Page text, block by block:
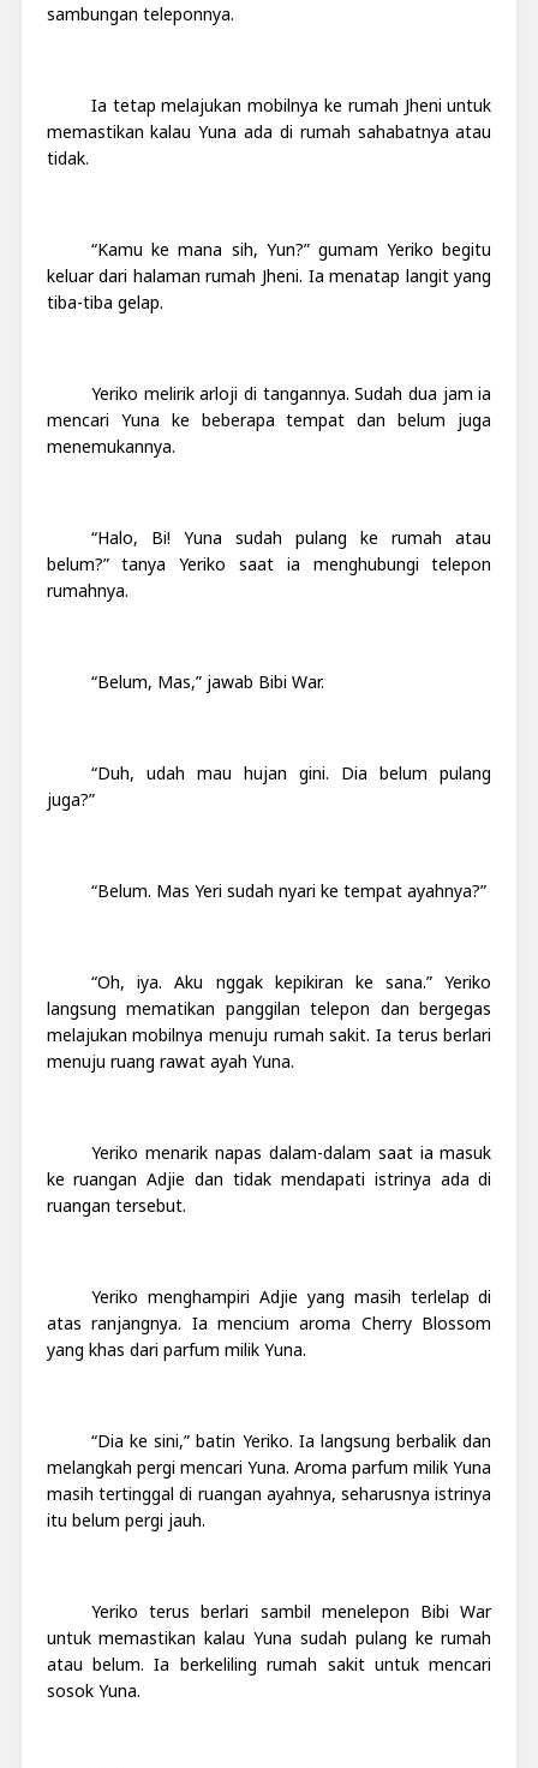
sambungan teleponnya.
Ia tetap melajukan mobilnya ke rumah Jheni untuk
memastikan kalau Yuna ada di rumah sahabatnya atau
tidak.
“Kamu ke mana sih, Yun?” gumam Yeriko begitu
keluar dari halaman rumah Jheni. Ia menatap langit yang
tiba-tiba gelap.
Yeriko melirik arloji di tangannya. Sudah dua jam ia
mencari Yuna ke beberapa tempat dan belum juga
menemukannya.
“Halo, Bi! Yuna sudah pulang ke rumah atau
belum?” tanya Yeriko saat ia menghubungi telepon
rumahnya.
“Belum, Mas,” jawab Bibi War.
“Duh, udah mau hujan gini. Dia belum pulang
juga?”
“Belum. Mas Yeri sudah nyari ke tempat ayahnya?”
“Oh, iya. Aku nggak kepikiran ke sana.” Yeriko
langsung mematikan panggilan telepon dan bergegas
melajukan mobilnya menuju rumah sakit. Ia terus berlari
menuju ruang rawat ayah Yuna.
Yeriko menarik napas dalam-dalam saat ia masuk
ke ruangan Adjie dan tidak mendapati istrinya ada di
ruangan tersebut.
Yeriko menghampiri Adjie yang masih terlelap di
atas ranjangnya. Ia mencium aroma Cherry Blossom
yang khas dari parfum milik Yuna.
“Dia ke sini,” batin Yeriko. Ia langsung berbalik dan
melangkah pergi mencari Yuna. Aroma parfum milik Yuna
masih tertinggal di ruangan ayahnya, seharusnya istrinya
itu belum pergi jauh.
Yeriko terus berlari sambil menelepon Bibi War
untuk memastikan kalau Yuna sudah pulang ke rumah
atau belum. Ia berkeliling rumah sakit untuk mencari
sosok Yuna.